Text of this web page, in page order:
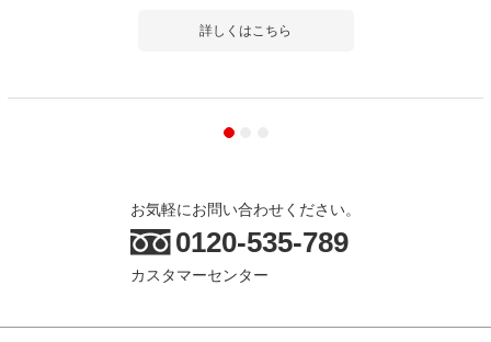
詳しくはこちら
お気軽にお問い合わせください。
0120-535-789
カスタマーセンター